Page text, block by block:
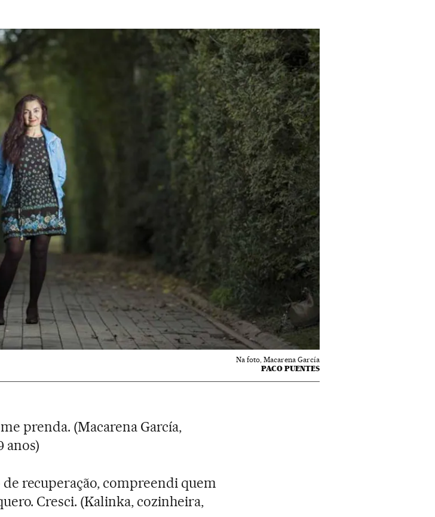
Na foto, Macarena García
PACO PUENTES
prenda. (Macarena García,
anos)
recuperação, compreendi quem
Cresci. (Kalinka, cozinheira,